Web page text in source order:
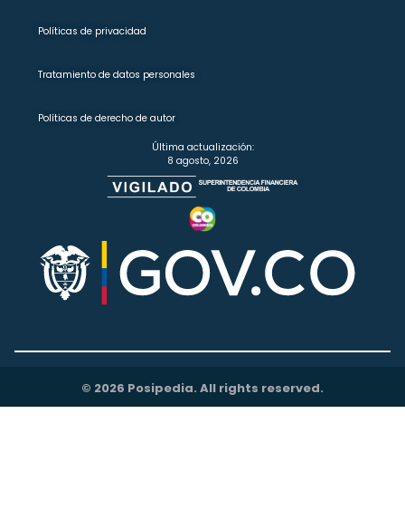
Políticas de privacidad
Tratamiento de datos personales
Políticas de derecho de autor
Última actualización:
8 agosto, 2026
© 2026 Posipedia. All rights reserved.